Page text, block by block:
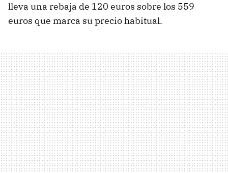
lleva una rebaja de 120 euros sobre los 559
euros que marca su precio habitual.